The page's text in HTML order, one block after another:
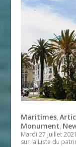
Maritimes,
Monument,
Mardi 27 juillet
sur la Liste du